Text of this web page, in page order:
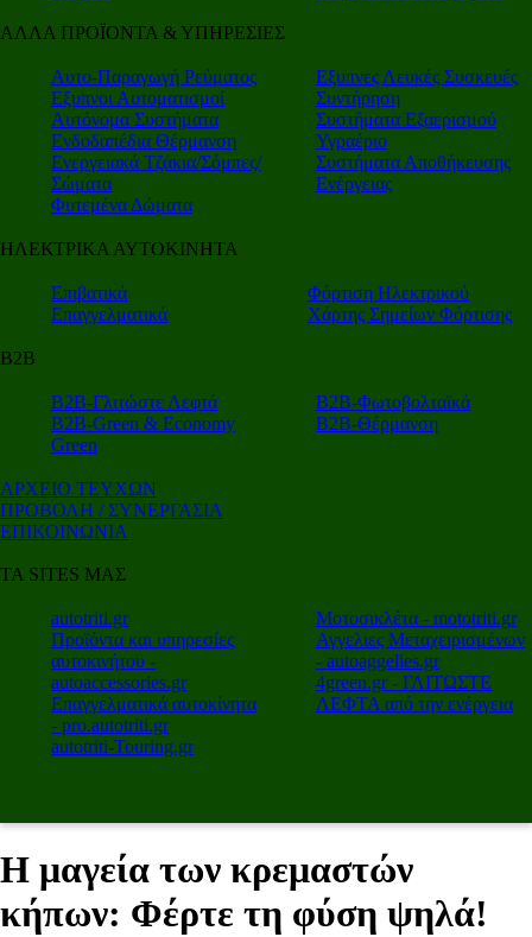
ΑΛΛΑ ΠΡΟΪΟΝΤΑ & ΥΠΗΡΕΣΙΕΣ
Αυτο-Παραγωγή Ρεύματος
Εξυπνοι Αυτοματισμοί
Αυτόνομα Συστήματα
Ενδοδαπέδια Θέρμανση
Ενεργειακά Τζάκια/Σόμπες/
Σώματα
Φυτεμένα Δώματα
Εξυπνες Λευκές Συσκευές
Συντήρηση
Συστήματα Εξαερισμού
Υγραέριο
Συστήματα Αποθήκευσης
Ενέργειας
ΗΛΕΚΤΡΙΚΑ ΑΥΤΟΚΙΝΗΤΑ
Επιβατικά
Επαγγελματικά
Φόρτιση Ηλεκτρικού
Χάρτης Σημείων Φόρτισης
Β2Β
Β2Β-Γλιτώστε Λεφτά
Β2Β-Green & Economy
Green
Β2Β-Φωτοβολταϊκά
Β2Β-Θέρμανση
ΑΡΧΕΙΟ ΤΕΥΧΩΝ
ΠΡΟΒΟΛΗ / ΣΥΝΕΡΓΑΣΙΑ
ΕΠΙΚΟΙΝΩΝΙΑ
ΤΑ SITES ΜΑΣ
autotriti.gr
Προϊόντα και υπηρεσίες
αυτοκινήτου -
autoaccessories.gr
Επαγγελματικά αυτοκίνητα
- pro.autotriti.gr
autotriti-Touring.gr
Μοτοσικλέτα - mototriti.gr
Αγγελιες Μεταχειρισμένων
- autoaggelies.gr
4green.gr - ΓΛΙΤΩΣΤΕ
ΛΕΦΤΑ από την ενέργεια
Η μαγεία των κρεμαστών
κήπων: Φέρτε τη φύση ψηλά!